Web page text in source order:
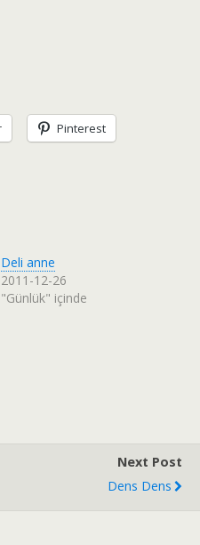
Pinterest
Deli anne
2011-12-26
"Günlük" içinde
Next Post
Dens Dens